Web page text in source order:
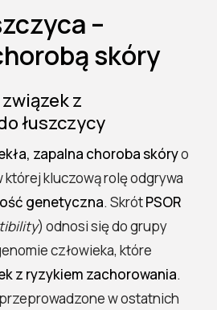
–
skóry
z
łuszczycy
zapalna choroba skóryo
której kluczową rolę odgrywa
genetyczna. SkrótPSOR
) odnosi się do grupy
człowieka, które
z ryzykiem zachorowania.
w ostatnich